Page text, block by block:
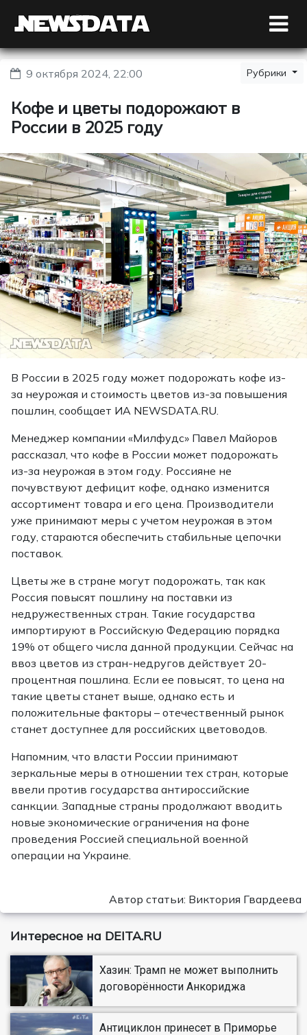
9 октября 2024, 22:00 Рубрики
Кофе и цветы подорожают в
России в 2025 году
В России в 2025 году может подорожать кофе из-
за неурожая и стоимость цветов из-за повышения
пошлин, сообщает ИА NEWSDATA.RU.
Менеджер компании «Милфудс» Павел Майоров
рассказал, что кофе в России может подорожать
из-за неурожая в этом году. Россияне не
почувствуют дефицит кофе, однако изменится
ассортимент товара и его цена. Производители
уже принимают меры с учетом неурожая в этом
году, стараются обеспечить стабильные цепочки
поставок.
Цветы же в стране могут подорожать, так как
Россия повысят пошлину на поставки из
недружественных стран. Такие государства
импортируют в Российскую Федерацию порядка
19% от общего числа данной продукции. Сейчас на
ввоз цветов из стран-недругов действует 20-
процентная пошлина. Если ее повысят, то цена на
такие цветы станет выше, однако есть и
положительные факторы – отечественный рынок
станет доступнее для российских цветоводов.
Напомним, что власти России принимают
зеркальные меры в отношении тех стран, которые
ввели против государства антироссийские
санкции. Западные страны продолжают вводить
новые экономические ограничения на фоне
проведения Россией специальной военной
операции на Украине.
Автор статьи: Виктория Гвардеева
Интересное на DEITA.RU
Хазин: Трамп не может выполнить
договорённости Анкориджа
Антициклон принесет в Приморье